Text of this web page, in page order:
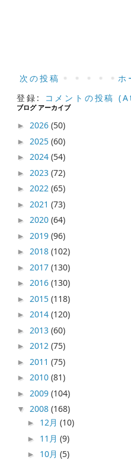
次の投稿
ホ
登録:
コメントの投稿
ブログ アーカイブ
► 2026(50)
► 2025(60)
► 2024(54)
► 2023(72)
► 2022(65)
► 2021(73)
► 2020(64)
► 2019(96)
► 2018(102)
► 2017(130)
► 2016(130)
► 2015(118)
► 2014(120)
► 2013(60)
► 2012(75)
► 2011(75)
► 2010(81)
► 2009(104)
▼ 2008(168)
► 12月(10)
► 11月(9)
► 10月(5)